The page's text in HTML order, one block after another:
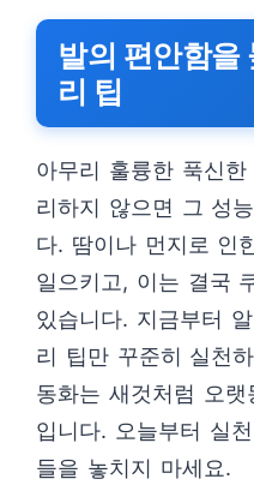
발의 편안함을
리 팁
아무리 훌륭한 푹신
리하지 않으면 그 성
다. 땀이나 먼지로 인
일으키고, 이는 결국
있습니다. 지금부터
리 팁만 꾸준히 실천
동화는 새것처럼 오
입니다. 오늘부터 실
들을 놓치지 마세요.